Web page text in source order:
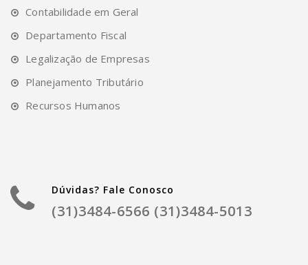
Contabilidade em Geral
Departamento Fiscal
Legalização de Empresas
Planejamento Tributário
Recursos Humanos
Dúvidas? Fale Conosco
(31)3484-6566 (31)3484-5013